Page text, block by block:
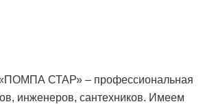
СТАР» – профессиональная
инженеров, сантехников. Имеем